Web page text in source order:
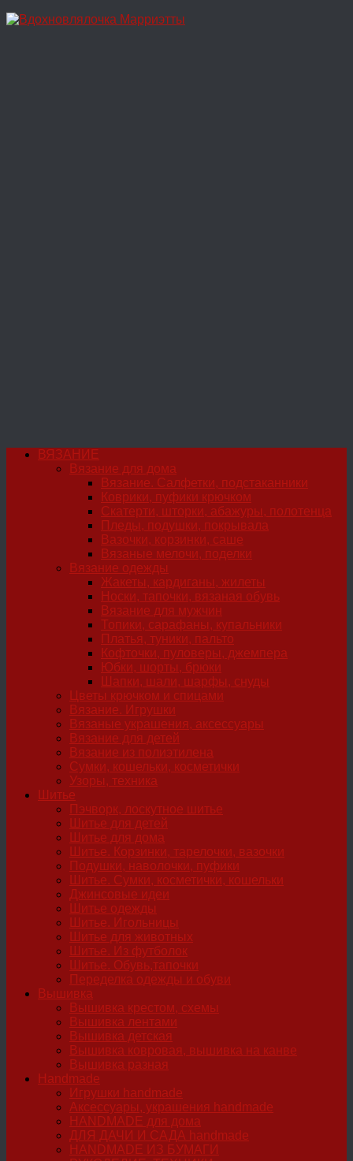
Перейти
ВЯЗАНИЕ
Вязание для дома
Вязание. Салфетки, подстаканники
Коврики, пуфики крючком
Скатерти, шторки, абажуры, полотенца
Пледы, подушки, покрывала
Вазочки, корзинки, саше
Вязаные мелочи, поделки
Вязание одежды
Жакеты, кардиганы, жилеты
Носки, тапочки, вязаная обувь
Вязание для мужчин
Топики, сарафаны, купальники
Платья, туники, пальто
Кофточки, пуловеры, джемпера
Юбки, шорты, брюки
Шапки, шали, шарфы, снуды
Цветы крючком и спицами
Вязание. Игрушки
Вязаные украшения, аксессуары
Вязание для детей
Вязание из полиэтилена
Сумки, кошельки, косметички
Узоры, техника
Шитье
Пэчворк, лоскутное шитье
Шитье для детей
Шитье для дома
Шитье. Корзинки, тарелочки, вазочки
Подушки, наволочки, пуфики
Шитье. Сумки, косметички, кошельки
Джинсовые идеи
Шитье одежды
Шитье. Игольницы
Шитье для животных
Шитье. Из футболок
Шитье. Обувь,тапочки
Переделка одежды и обуви
Вышивка
Вышивка крестом, схемы
Вышивка лентами
Вышивка детская
Вышивка ковровая, вышивка на канве
Вышивка разная
Handmade
Игрушки handmade
Аксессуары, украшения handmade
HANDMADE для дома
ДЛЯ ДАЧИ И САДА handmade
HANDMADE ИЗ БУМАГИ